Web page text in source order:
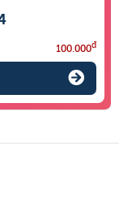
100.000đ